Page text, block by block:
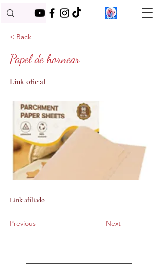
< Back
Papel de hornear
Link oficial
Link afiliado
Previous Next